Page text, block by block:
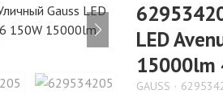
LED
15000lm
GAUSS